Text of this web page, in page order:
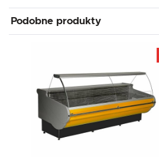
Podobne produkty